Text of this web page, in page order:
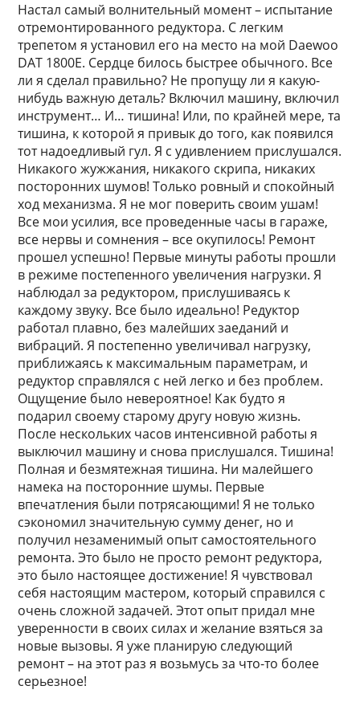
Настал самый волнительный момент – испытание
отремонтированного редуктора. С легким
трепетом я установил его на место на мой Daewoo
DAT 1800E. Сердце билось быстрее обычного. Все
ли я сделал правильно? Не пропущу ли я какую-
нибудь важную деталь? Включил машину, включил
инструмент… И… тишина! Или, по крайней мере, та
тишина, к которой я привык до того, как появился
тот надоедливый гул. Я с удивлением прислушался.
Никакого жужжания, никакого скрипа, никаких
посторонних шумов! Только ровный и спокойный
ход механизма. Я не мог поверить своим ушам!
Все мои усилия, все проведенные часы в гараже,
все нервы и сомнения – все окупилось! Ремонт
прошел успешно! Первые минуты работы прошли
в режиме постепенного увеличения нагрузки. Я
наблюдал за редуктором, прислушиваясь к
каждому звуку. Все было идеально! Редуктор
работал плавно, без малейших заеданий и
вибраций. Я постепенно увеличивал нагрузку,
приближаясь к максимальным параметрам, и
редуктор справлялся с ней легко и без проблем.
Ощущение было невероятное! Как будто я
подарил своему старому другу новую жизнь.
После нескольких часов интенсивной работы я
выключил машину и снова прислушался. Тишина!
Полная и безмятежная тишина. Ни малейшего
намека на посторонние шумы. Первые
впечатления были потрясающими! Я не только
сэкономил значительную сумму денег, но и
получил незаменимый опыт самостоятельного
ремонта. Это было не просто ремонт редуктора,
это было настоящее достижение! Я чувствовал
себя настоящим мастером, который справился с
очень сложной задачей. Этот опыт придал мне
уверенности в своих силах и желание взяться за
новые вызовы. Я уже планирую следующий
ремонт – на этот раз я возьмусь за что-то более
серьезное!